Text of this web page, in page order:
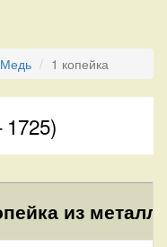
Медь 1 копейка
1725)
из